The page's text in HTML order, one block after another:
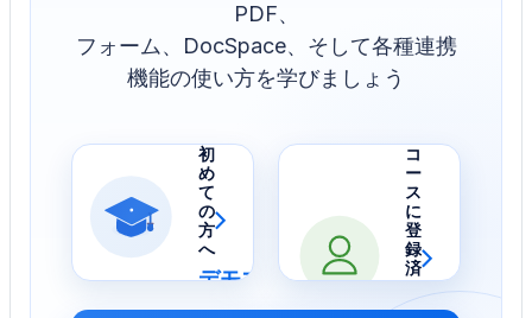
PDF、
フォーム、DocSpace、そして各種連携
機能の使い方を学びましょう
初
め
て
の
方
へ
デモコースを始める
›
コ
ー
ス
に
登
録
済
み
の
›